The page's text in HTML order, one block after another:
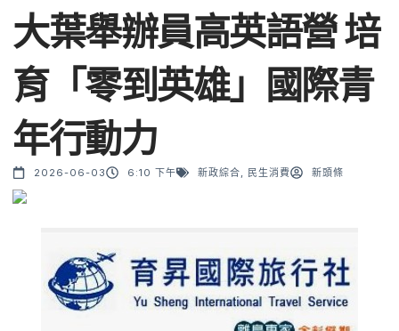
大葉舉辦員高英語營 培
育「零到英雄」國際青
年行動力
2026-06-03 6:10 下午 新政綜合 民生消費 新頭條